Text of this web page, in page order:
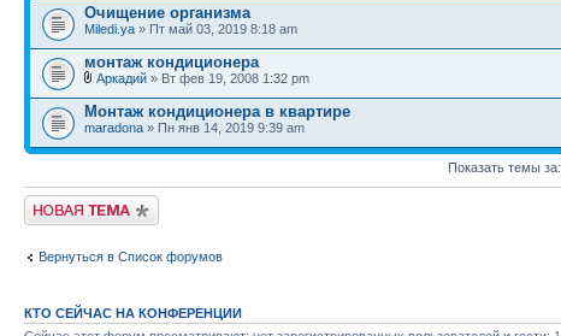
Очищение организма
Miledi.ya » Пт май 03, 2019 8:18 am
монтаж кондиционера
Аркадий » Вт фев 19, 2008 1:32 pm
Монтаж кондиционера в квартире
maradona » Пн янв 14, 2019 9:39 am
Показать темы за:
Новая тема
Вернуться в Список форумов
КТО СЕЙЧАС НА КОНФЕРЕНЦИИ